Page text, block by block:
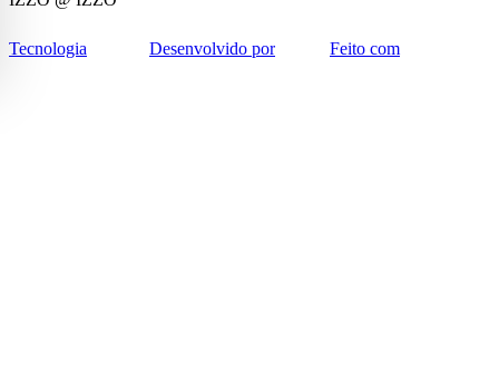
Tecnologia Desenvolvido por Feito com